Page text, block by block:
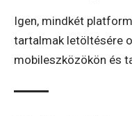
Igen, mindkét
tartalmak letöltésére
mobileszközökön és